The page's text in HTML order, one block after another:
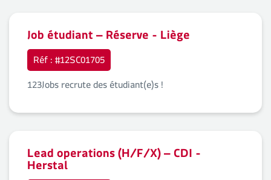
Job étudiant – Réserve - Liège
Réf : #12SC01705
123Jobs recrute des étudiant(e)s !
Lead operations (H/F/X) – CDI -
Herstal